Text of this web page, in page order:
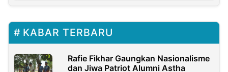
KABAR TERBARU
Rafie Fikhar Gaungkan Nasionalisme
dan Jiwa Patriot Alumni Astha